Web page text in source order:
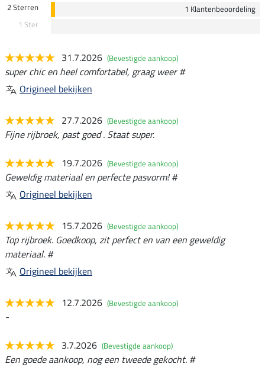
2 Sterren
1 Klantenbeoordeling
1 Ster
31.7.2026 (Bevestigde aankoop)
super chic en heel comfortabel, graag weer #
Origineel bekijken
27.7.2026 (Bevestigde aankoop)
Fijne rijbroek, past goed . Staat super.
19.7.2026 (Bevestigde aankoop)
Geweldig materiaal en perfecte pasvorm! #
Origineel bekijken
15.7.2026 (Bevestigde aankoop)
Top rijbroek. Goedkoop, zit perfect en van een geweldig
materiaal. #
Origineel bekijken
12.7.2026 (Bevestigde aankoop)
-
3.7.2026 (Bevestigde aankoop)
Een goede aankoop, nog een tweede gekocht. #